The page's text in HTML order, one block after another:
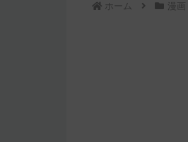
ホーム 漫画